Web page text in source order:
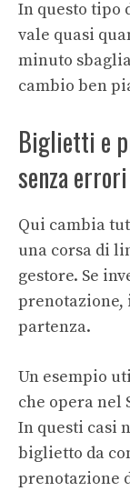
In questo tipo
vale quasi
minuto
cambio ben
Biglietti e
senza errori
Qui cambia
una corsa di
gestore. Se
prenotazione,
partenza.
Un esempio
che opera nel
In questi casi
biglietto da
prenotazione